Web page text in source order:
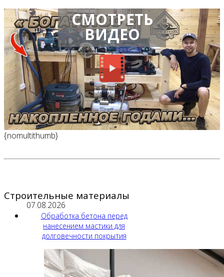
СМОТРЕТЬ
ВИДЕО
{nomultithumb}
Строительные материалы
07.08.2026
Обработка бетона перед
нанесением мастики для
долговечности покрытия